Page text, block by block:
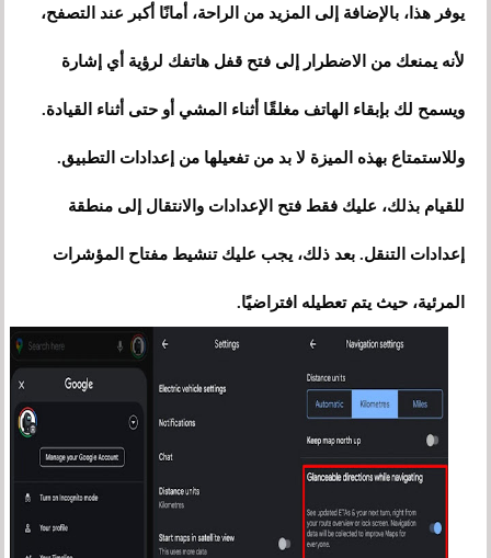
يوفر هذا، بالإضافة إلى المزيد من الراحة، أمانًا أكبر عند التصفح،
لأنه يمنعك من الاضطرار إلى فتح قفل هاتفك لرؤية أي إشارة
ويسمح لك بإبقاء الهاتف مغلقًا أثناء المشي أو حتى أثناء القيادة.
وللاستمتاع بهذه الميزة لا بد من تفعيلها من إعدادات التطبيق.
للقيام بذلك، عليك فقط فتح الإعدادات والانتقال إلى منطقة
إعدادات التنقل. بعد ذلك، يجب عليك تنشيط مفتاح المؤشرات
المرئية، حيث يتم تعطيله افتراضيًا.